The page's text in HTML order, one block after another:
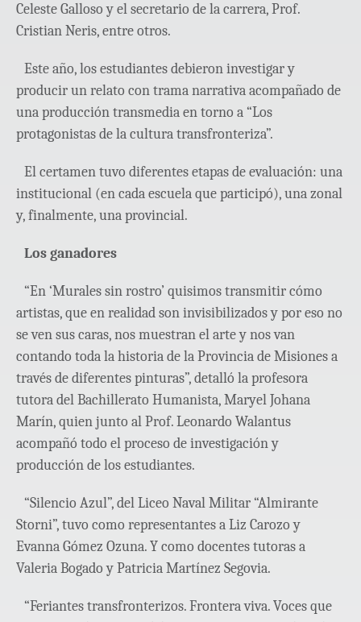
Celeste Galloso y el secretario de la carrera, Prof.
Cristian Neris, entre otros.
Este año, los estudiantes debieron investigar y
producir un relato con trama narrativa acompañado de
una producción transmedia en torno a “Los
protagonistas de la cultura transfronteriza”.
El certamen tuvo diferentes etapas de evaluación: una
institucional (en cada escuela que participó), una zonal
y, finalmente, una provincial.
Los ganadores
“En ‘Murales sin rostro’ quisimos transmitir cómo
artistas, que en realidad son invisibilizados y por eso no
se ven sus caras, nos muestran el arte y nos van
contando toda la historia de la Provincia de Misiones a
través de diferentes pinturas”, detalló la profesora
tutora del Bachillerato Humanista, Maryel Johana
Marín, quien junto al Prof. Leonardo Walantus
acompañó todo el proceso de investigación y
producción de los estudiantes.
“Silencio Azul”, del Liceo Naval Militar “Almirante
Storni”, tuvo como representantes a Liz Carozo y
Evanna Gómez Ozuna. Y como docentes tutoras a
Valeria Bogado y Patricia Martínez Segovia.
“Feriantes transfronterizos. Frontera viva. Voces que